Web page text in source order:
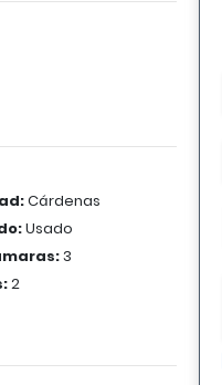
Cárdenas
Usado
3
2